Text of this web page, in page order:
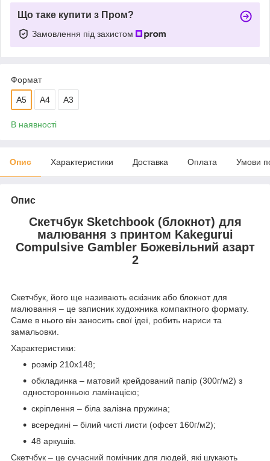
Що таке купити з Пром?
Замовлення під захистом
Формат
A5 A4 A3
В наявності
Опис Характеристики Доставка Оплата Умови
Опис
Скетчбук Sketchbook (блокнот) для
малювання з принтом Kakegurui
Compulsive Gambler Божевільний азарт
2
Скетчбук, його ще називають ескізник або блокнот для
малювання – це записник художника компактного формату.
Саме в нього він заносить свої ідеї, робить нариси та
замальовки.
Характеристики:
розмір 210х148;
обкладинка – матовий крейдований папір (300г/м2) з
односторонньою ламінацією;
скріплення – біла залізна пружина;
всередині – білий чисті листи (офсет 160г/м2);
48 аркушів.
Скетчбук – це сучасний помічник для людей, які шукають